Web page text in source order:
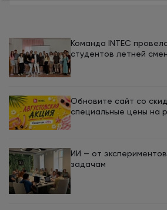
Команда INTEC
студентов летней
Обновите сайт со
специальные цены на
INTEC в августе
ИИ — от
задачам